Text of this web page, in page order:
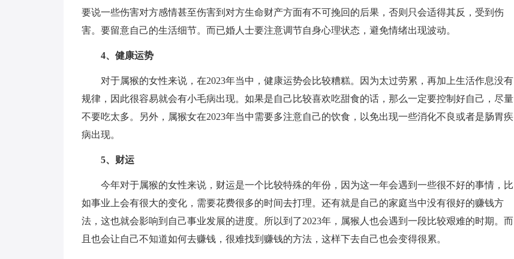
要说一些伤害对方感情甚至伤害到对方生命财产方面有不可挽回的后果，否则只会适得其反，受到伤
害。要留意自己的生活细节。而已婚人士要注意调节自身心理状态，避免情绪出现波动。
4、健康运势
对于属猴的女性来说，在2023年当中，健康运势会比较糟糕。因为太过劳累，再加上生活作息没有
规律，因此很容易就会有小毛病出现。如果是自己比较喜欢吃甜食的话，那么一定要控制好自己，尽量
不要吃太多。另外，属猴女在2023年当中需要多注意自己的饮食，以免出现一些消化不良或者是肠胃疾
病出现。
5、财运
今年对于属猴的女性来说，财运是一个比较特殊的年份，因为这一年会遇到一些很不好的事情，比
如事业上会有很大的变化，需要花费很多的时间去打理。还有就是自己的家庭当中没有很好的赚钱方
法，这也就会影响到自己事业发展的进度。所以到了2023年，属猴人也会遇到一段比较艰难的时期。而
且也会让自己不知道如何去赚钱，很难找到赚钱的方法，这样下去自己也会变得很累。